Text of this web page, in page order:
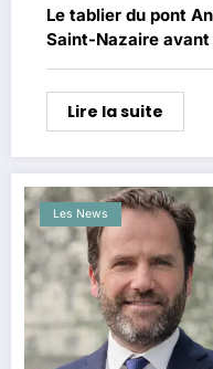
Le tablier du pont
Saint-Nazaire
Nantes
Lire la suite
Les News